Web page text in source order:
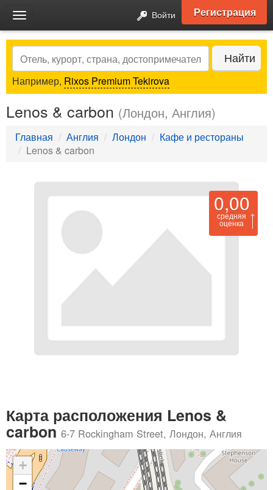
Toggle
navigation
Войти Регистрация
Search Найти
Например, Rixos Premium Tekirova
Lenos & carbon (Лондон, Англия)
Главная Англия Лондон
Кафе и рестораны
Lenos & carbon
0,00
средняя
оценка
Карта расположения Lenos &
carbon 6-7 Rockingham Street, Лондон, Англия
+
−